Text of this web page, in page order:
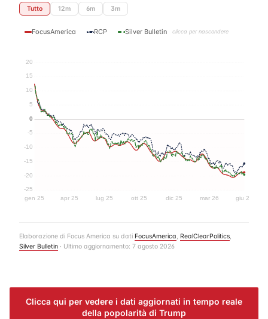
Tutto 12m 6m 3m
FocusAmerica RCP Silver Bulletin clicca per nascondere
-25
-20
-15
-10
-5
0
5
10
15
20
gen 25 apr 25 lug 25 ott 25 dic 25 mar 26 giu 26
Elaborazione di Focus America su dati FocusAmerica, RealClearPolitics,
Silver Bulletin · Ultimo aggiornamento: 7 agosto 2026
Clicca qui per vedere i dati aggiornati in tempo reale
della popolarità di Trump